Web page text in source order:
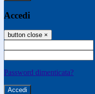
Accedi
button close ×
Password dimenticata?